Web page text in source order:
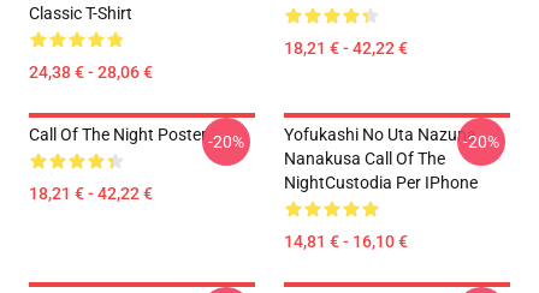
Classic T-Shirt
24,38 € - 28,06 €
18,21 € - 42,22 €
Call Of The Night Poster
18,21 € - 42,22 €
-20%
Yofukashi No Uta Nazuna
Nanakusa Call Of The
NightCustodia Per IPhone
14,81 € - 16,10 €
-20%